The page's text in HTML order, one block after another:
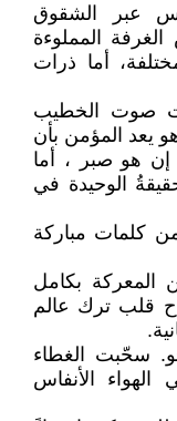
عبر الشقوق
المملوءة
أما ذرات
صوت الخطيب
يعد المؤمن بأن
إن هو صبر ، أما
الوحيدة في
من كلمات مباركة
المعركة بكامل
قلب ترك عالم
سحّبت الغطاء
الأنفاس